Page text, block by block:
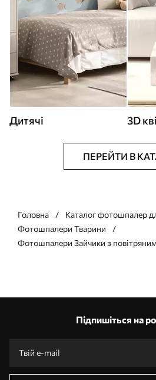
Дитячі 3D
ПЕРЕЙТИ В
Головна
Каталог фотошпалер
Фотошпалери Тварини
Фотошпалери Зайчики з
Підпишіться на